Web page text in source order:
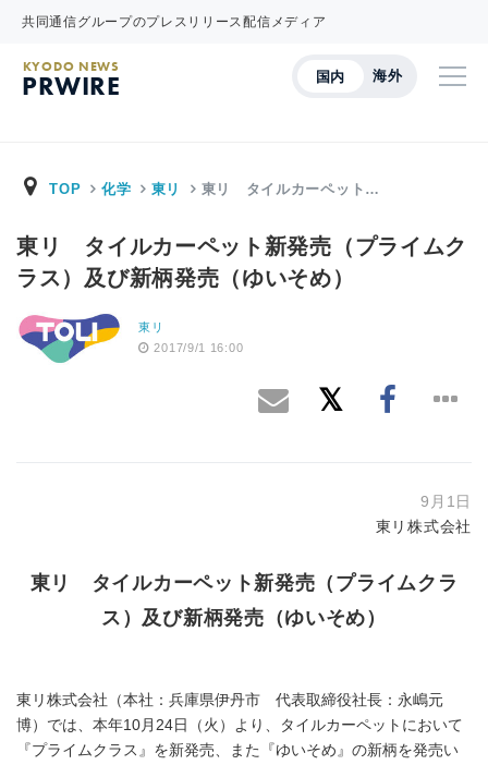
共同通信グループのプレスリリース配信メディア
国内 海外
KYODO NEWS
PRWIRE
TOP 化学 東リ 東リ タイルカーペット…
東リ タイルカーペット新発売（プライムク
ラス）及び新柄発売（ゆいそめ）
東リ
2017/9/1 16:00
9月1日
東リ株式会社
東リ タイルカーペット新発売（プライムクラ
ス）及び新柄発売（ゆいそめ）
東リ株式会社（本社：兵庫県伊丹市 代表取締役社長：永嶋元
博）では、本年10月24日（火）より、タイルカーペットにおいて
『プライムクラス』を新発売、また『ゆいそめ』の新柄を発売い